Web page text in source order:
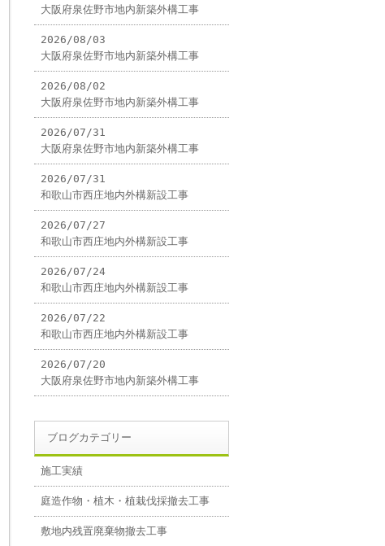
大阪府泉佐野市地内新築外構工事
2026/08/03
大阪府泉佐野市地内新築外構工事
2026/08/02
大阪府泉佐野市地内新築外構工事
2026/07/31
大阪府泉佐野市地内新築外構工事
2026/07/31
和歌山市西庄地内外構新設工事
2026/07/27
和歌山市西庄地内外構新設工事
2026/07/24
和歌山市西庄地内外構新設工事
2026/07/22
和歌山市西庄地内外構新設工事
2026/07/20
大阪府泉佐野市地内新築外構工事
ブログカテゴリー
施工実績
庭造作物・植木・植栽伐採撤去工事
敷地内残置廃棄物撤去工事